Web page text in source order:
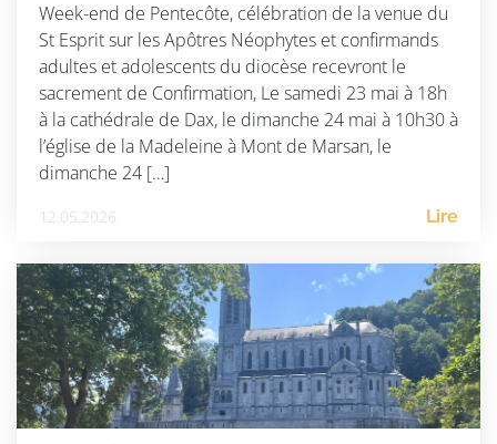
Week-end de Pentecôte, célébration de la venue du
St Esprit sur les Apôtres Néophytes et confirmands
adultes et adolescents du diocèse recevront le
sacrement de Confirmation, Le samedi 23 mai à 18h
à la cathédrale de Dax, le dimanche 24 mai à 10h30 à
l’église de la Madeleine à Mont de Marsan, le
dimanche 24 […]
12.05.2026 Lire